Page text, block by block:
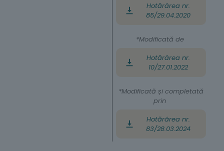
Hotărârea nr.
85/29.04.2020
*Modificată de
Hotărârea nr.
10/27.01.2022
*Modificată și completată
prin
Hotărârea nr.
83/28.03.2024